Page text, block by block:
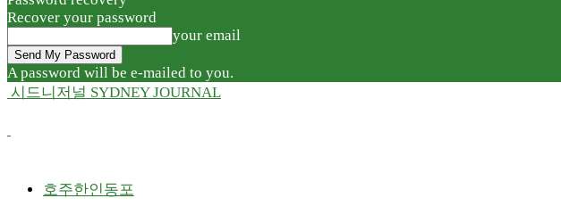
Recover your password
your email
A password will be e-mailed to you.
시드니저널 SYDNEY JOURNAL
호주한인동포